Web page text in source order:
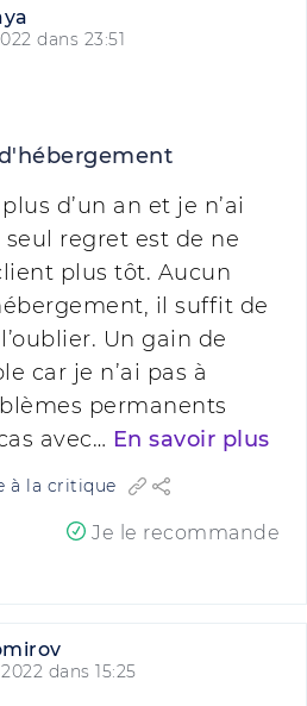
dans 23:51
d’un an et je n’ai
regret est de ne
plus tôt. Aucun
il suffit de
Un gain de
car je n’ai pas à
permanents
avec… En savoir plus
à la critique
Je le recommande
dans 15:25